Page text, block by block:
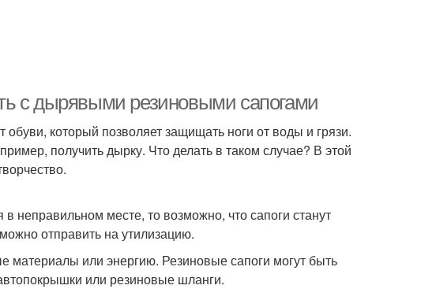
с дырявыми резиновыми сапогами
который позволяет защищать ноги от воды и грязи.
получить дырку. Что делать в таком случае? В этой
неправильном месте, то возможно, что сапоги станут
отправить на утилизацию.
материалы или энергию. Резиновые сапоги могут быть
или резиновые шланги.